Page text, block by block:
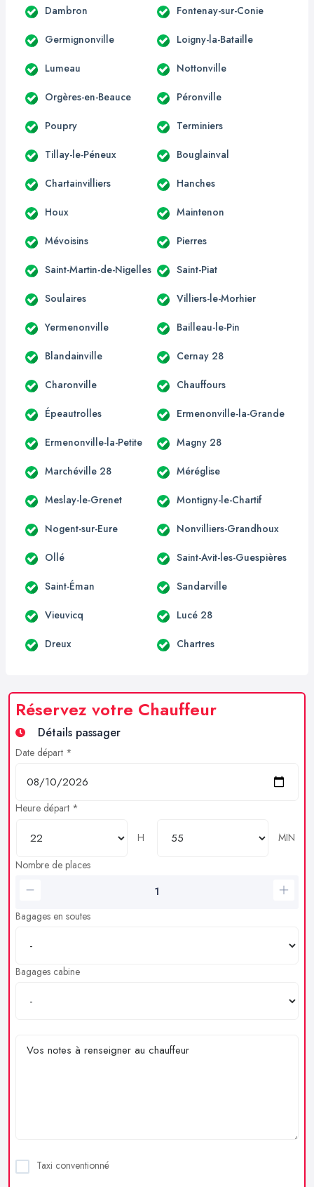
Dambron Fontenay-sur-Conie
Germignonville Loigny-la-Bataille
Lumeau Nottonville
Orgères-en-Beauce Péronville
Poupry Terminiers
Tillay-le-Péneux Bouglainval
Chartainvilliers Hanches
Houx Maintenon
Mévoisins Pierres
Saint-Martin-de-Nigelles Saint-Piat
Soulaires Villiers-le-Morhier
Yermenonville Bailleau-le-Pin
Blandainville Cernay 28
Charonville Chauffours
Épeautrolles Ermenonville-la-Grande
Ermenonville-la-Petite Magny 28
Marchéville 28 Méréglise
Meslay-le-Grenet Montigny-le-Chartif
Nogent-sur-Eure Nonvilliers-Grandhoux
Ollé Saint-Avit-les-Guespières
Saint-Éman Sandarville
Vieuvicq Lucé 28
Dreux Chartres
Réservez votre Chauffeur
Détails passager
Date départ *
Heure départ *
H
MIN
Nombre de places
Bagages en soutes
Bagages cabine
Taxi conventionné